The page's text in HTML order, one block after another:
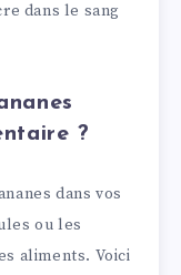
dans le sang
?
dans vos
ou les
aliments. Voici